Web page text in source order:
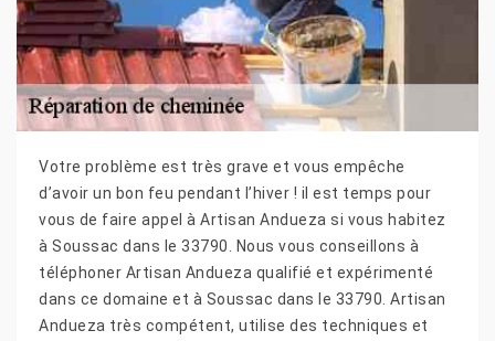
Votre problème est très grave et vous empêche
d’avoir un bon feu pendant l’hiver ! il est temps pour
vous de faire appel à Artisan Andueza si vous habitez
à Soussac dans le 33790. Nous vous conseillons à
téléphoner Artisan Andueza qualifié et expérimenté
dans ce domaine et à Soussac dans le 33790. Artisan
Andueza très compétent, utilise des techniques et